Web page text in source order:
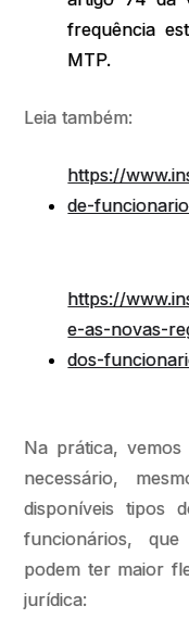
frequência
MTP.
Leia também:
https://
de-
https://
e-as-novas-
dos-
Na prática,
necessário,
disponíveis tipos
funcionários,
podem ter maior
jurídica: